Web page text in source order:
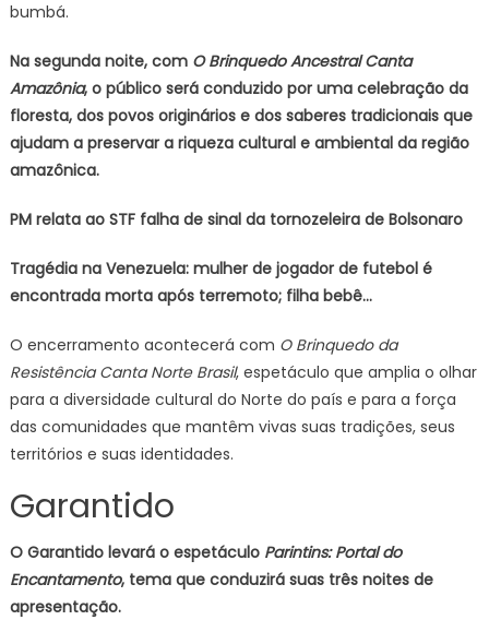
bumbá.
Na segunda noite, com O Brinquedo Ancestral Canta
Amazônia, o público será conduzido por uma celebração da
floresta, dos povos originários e dos saberes tradicionais que
ajudam a preservar a riqueza cultural e ambiental da região
amazônica.
PM relata ao STF falha de sinal da tornozeleira de Bolsonaro
Tragédia na Venezuela: mulher de jogador de futebol é
encontrada morta após terremoto; filha bebê…
O encerramento acontecerá com O Brinquedo da
Resistência Canta Norte Brasil, espetáculo que amplia o olhar
para a diversidade cultural do Norte do país e para a força
das comunidades que mantêm vivas suas tradições, seus
territórios e suas identidades.
Garantido
O Garantido levará o espetáculo Parintins: Portal do
Encantamento, tema que conduzirá suas três noites de
apresentação.